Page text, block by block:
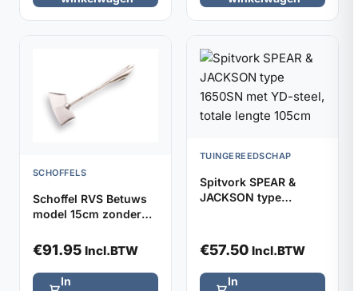
SCHOFFELS
Schoffel RVS Betuws
model 15cm zonder
€91.95 Incl.BTW
In
TUINGEREEDSCHAP
Spitvork SPEAR &
JACKSON type
€57.50 Incl.BTW
In